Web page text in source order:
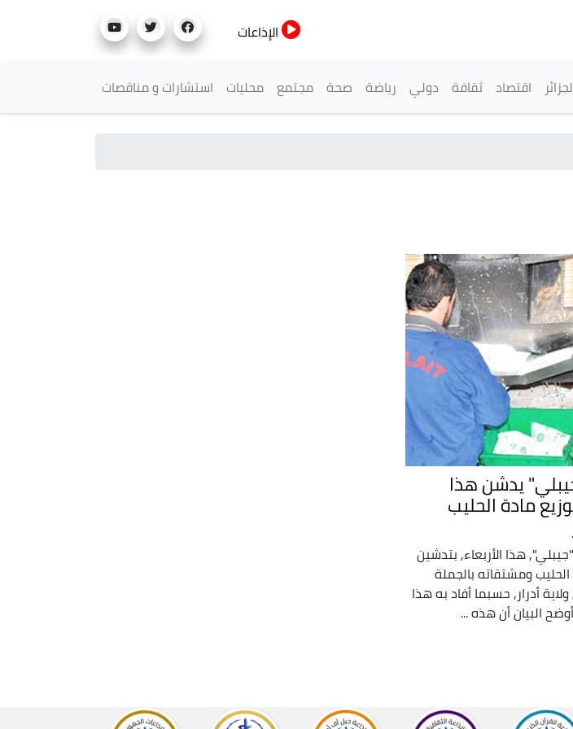
الإذاعات
الرئيسية
اقتصاد ثقافة دولي رياضة صحة مجتمع محليات استشارات و مناقصات
يدشن هذا
مادة الحليب
هذا الأربعاء, بتدشين
ومشتقاته بالجملة
أدرار, حسبما أفاد به هذا
البيان أن هذه ...